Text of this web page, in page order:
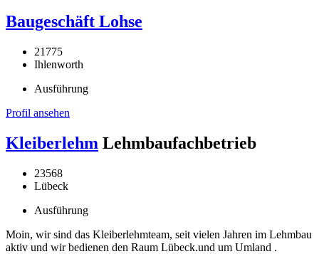
Baugeschäft Lohse
21775
Ihlenworth
Ausführung
Profil ansehen
Kleiberlehm Lehmbaufachbetrieb
23568
Lübeck
Ausführung
Moin, wir sind das Kleiberlehmteam, seit vielen Jahren im Lehmbau
aktiv und wir bedienen den Raum Lübeck.und um Umland .